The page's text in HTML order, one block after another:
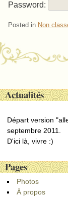
Password:
Posted in Non
Post
Actualités
Départ version
septembre 2011.
D'ici là, vivre :)
Pages
Photos
À propos